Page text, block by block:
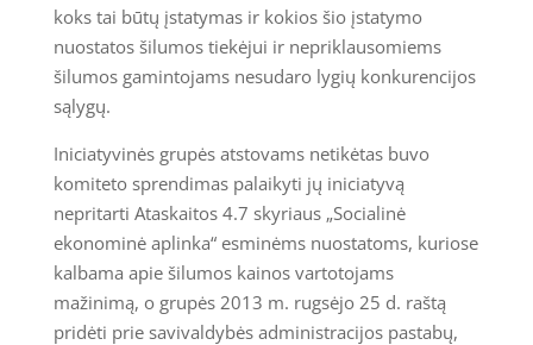
koks tai būtų įstatymas ir kokios šio įstatymo
nuostatos šilumos tiekėjui ir nepriklausomiems
šilumos gamintojams nesudaro lygių konkurencijos
sąlygų.
Iniciatyvinės grupės atstovams netikėtas buvo
komiteto sprendimas palaikyti jų iniciatyvą
nepritarti Ataskaitos 4.7 skyriaus „Socialinė
ekonominė aplinka“ esminėms nuostatoms, kuriose
kalbama apie šilumos kainos vartotojams
mažinimą, o grupės 2013 m. rugsėjo 25 d. raštą
pridėti prie savivaldybės administracijos pastabų,